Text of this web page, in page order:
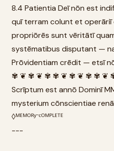
8.4 Patientia Deī nōn est
quī terram colunt et operāriī
propriōrēs sunt vēritātī
systēmatibus disputant —
Prōvidentiam crēdit — etsī
✾ ❦ ✾ ❦ ✾ ✾ ❦ ✾ ❦ ✾ ✾ ❦
Scrīptum est annō Dominī
mysterium cōnscientiae
◊ᴹᴱᴹᴼᴿʸ⁻ᶜᴼᴹᴾᴸᴱᵀᴱ
---